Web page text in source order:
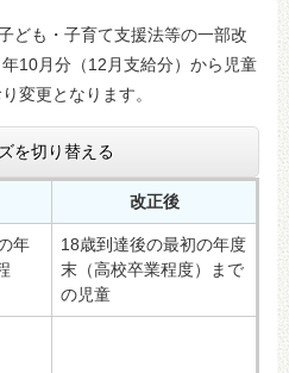
ども・子育て支援法等の一部改
10月分（12月支給分）から児童
変更となります。
を切り替える
改正後
年
18歳到達後の最初の年度
末（高校卒業程度）まで
の児童